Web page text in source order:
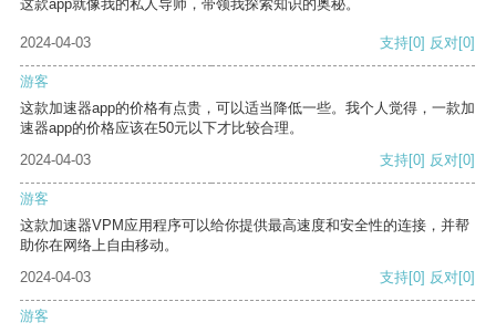
这款app就像我的私人导师，带领我探索知识的奥秘。
2024-04-03 支持[0] 反对[0]
游客
这款加速器app的价格有点贵，可以适当降低一些。我个人觉得，一款加
速器app的价格应该在50元以下才比较合理。
2024-04-03
支持[0] 反对[0]
游客
这款加速器VPM应用程序可以给你提供最高速度和安全性的连接，并帮
助你在网络上自由移动。
2024-04-03
支持[0] 反对[0]
游客